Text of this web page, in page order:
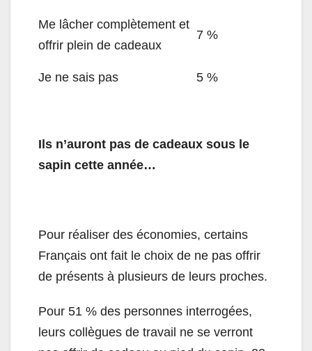
Me lâcher complètement et
offrir plein de cadeaux
7 %
Je ne sais pas 5 %
Ils n’auront pas de cadeaux sous le
sapin cette année…
Pour réaliser des économies, certains
Français ont fait le choix de ne pas offrir
de présents à plusieurs de leurs proches.
Pour 51 % des personnes interrogées,
leurs collègues de travail ne se verront